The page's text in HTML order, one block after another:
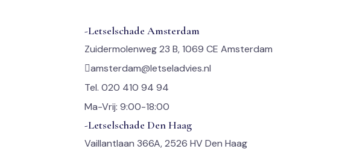
-Letselschade Amsterdam
Zuidermolenweg 23 B, 1069 CE Amsterdam
amsterdam@letseladvies.nl
Tel. 020 410 94 94
Ma-Vrij: 9:00-18:00
-Letselschade Den Haag
Vaillantlaan 366A, 2526 HV Den Haag